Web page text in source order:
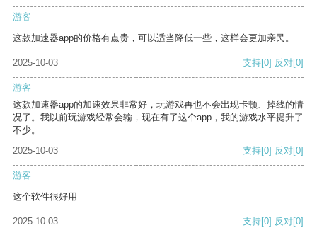
游客
这款加速器app的价格有点贵，可以适当降低一些，这样会更加亲民。
2025-10-03 支持[0] 反对[0]
游客
这款加速器app的加速效果非常好，玩游戏再也不会出现卡顿、掉线的情
况了。我以前玩游戏经常会输，现在有了这个app，我的游戏水平提升了
不少。
2025-10-03
支持[0] 反对[0]
游客
这个软件很好用
2025-10-03 支持[0] 反对[0]